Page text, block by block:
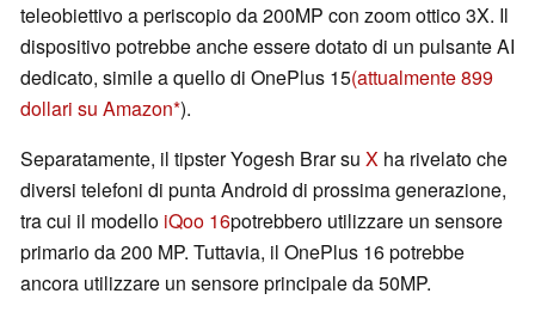
teleobiettivo a periscopio da 200MP con zoom ottico 3X. Il
dispositivo potrebbe anche essere dotato di un pulsante AI
dedicato, simile a quello di OnePlus 15(attualmente 899
dollari su Amazon ).
Separatamente, il tipster Yogesh Brar su X ha rivelato che
diversi telefoni di punta Android di prossima generazione,
tra cui il modello iQoo 16potrebbero utilizzare un sensore
primario da 200 MP. Tuttavia, il OnePlus 16 potrebbe
ancora utilizzare un sensore principale da 50MP.